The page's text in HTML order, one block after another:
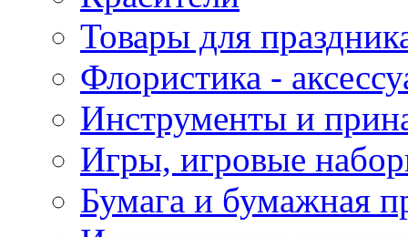
Товары для
Флористика -
Инструменты и
Игры, игровые
Бумага и бумажная